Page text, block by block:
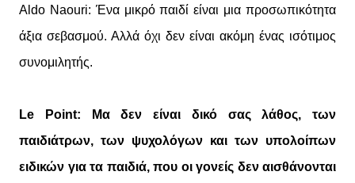
Aldo Naouri: Ένα μικρό παιδί είναι μια προσωπικότητα
άξια σεβασμού. Αλλά όχι δεν είναι ακόμη ένας ισότιμος
συνομιλητής.
Le Point: Μα δεν είναι δικό σας λάθος, των
παιδιάτρων, των ψυχολόγων και των υπολοίπων
ειδικών για τα παιδιά, που οι γονείς δεν αισθάνονται